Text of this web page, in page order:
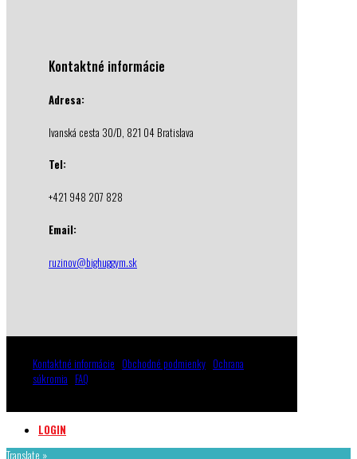
Kontaktné informácie
Adresa:
Ivanská cesta 30/D, 821 04 Bratislava
Tel:
+421 948 207 828
Email:
ruzinov@bighuggym.sk
Kontaktné informácie Obchodné podmienky Ochrana
súkromia FAQ
LOGIN
Translate »